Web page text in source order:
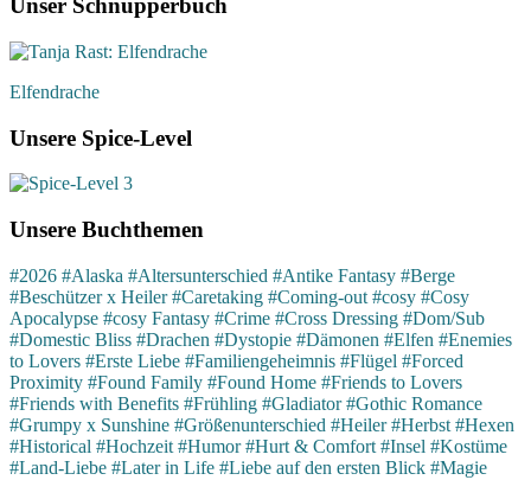
Unser Schnupperbuch
Elfendrache
Unsere Spice-Level
Unsere Buchthemen
#2026 #Alaska #Altersunterschied #Antike Fantasy #Berge
#Beschützer x Heiler #Caretaking #Coming-out #cosy #Cosy
Apocalypse #cosy Fantasy #Crime #Cross Dressing #Dom/Sub
#Domestic Bliss #Drachen #Dystopie #Dämonen #Elfen #Enemies
to Lovers #Erste Liebe #Familiengeheimnis #Flügel #Forced
Proximity #Found Family #Found Home #Friends to Lovers
#Friends with Benefits #Frühling #Gladiator #Gothic Romance
#Grumpy x Sunshine #Größenunterschied #Heiler #Herbst #Hexen
#Historical #Hochzeit #Humor #Hurt & Comfort #Insel #Kostüme
#Land-Liebe #Later in Life #Liebe auf den ersten Blick #Magie